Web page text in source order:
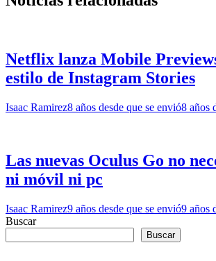
Netflix lanza Mobile
estilo de Instagram Stories
Isaac Ramirez8 años desde que se envió8 años
Las nuevas Oculus Go no
ni móvil ni pc
Isaac Ramirez9 años desde que se envió9 años
Buscar
Buscar